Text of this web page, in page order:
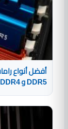
DDR5 و DDR4